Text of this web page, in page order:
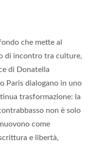
che mette al
di incontro tra culture,
di Donatella
Paris dialogano in uno
trasformazione: la
non è solo
come
e libertà,